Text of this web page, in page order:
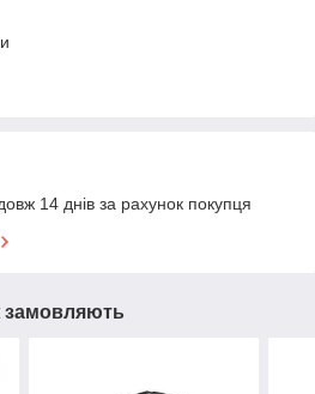
14 днів за рахунок покупця
замовляють